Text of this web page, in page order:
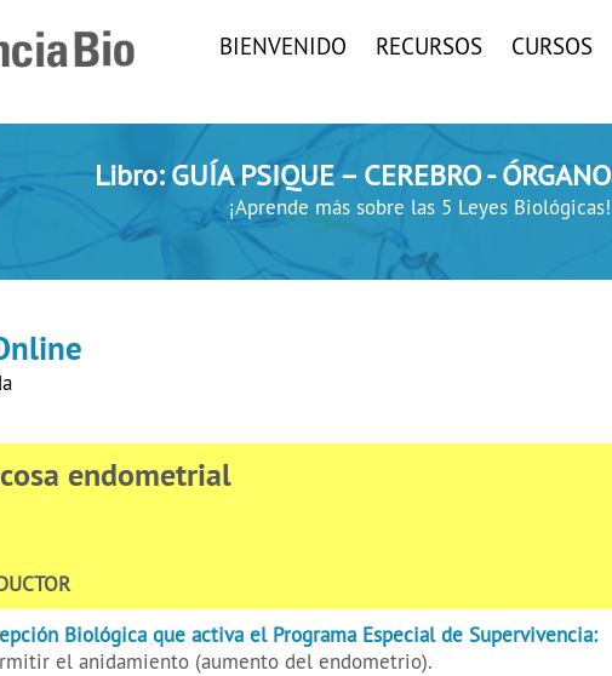
BIENVENIDO RECURSOS CURSOS
Libro: GUÍA PSIQUE – CEREBRO - ÓRGANO
¡Aprende más sobre las 5 Leyes Biológicas!
endometrial
Biológica que activa el Programa Especial de Supervivencia:
el anidamiento (aumento del endometrio).